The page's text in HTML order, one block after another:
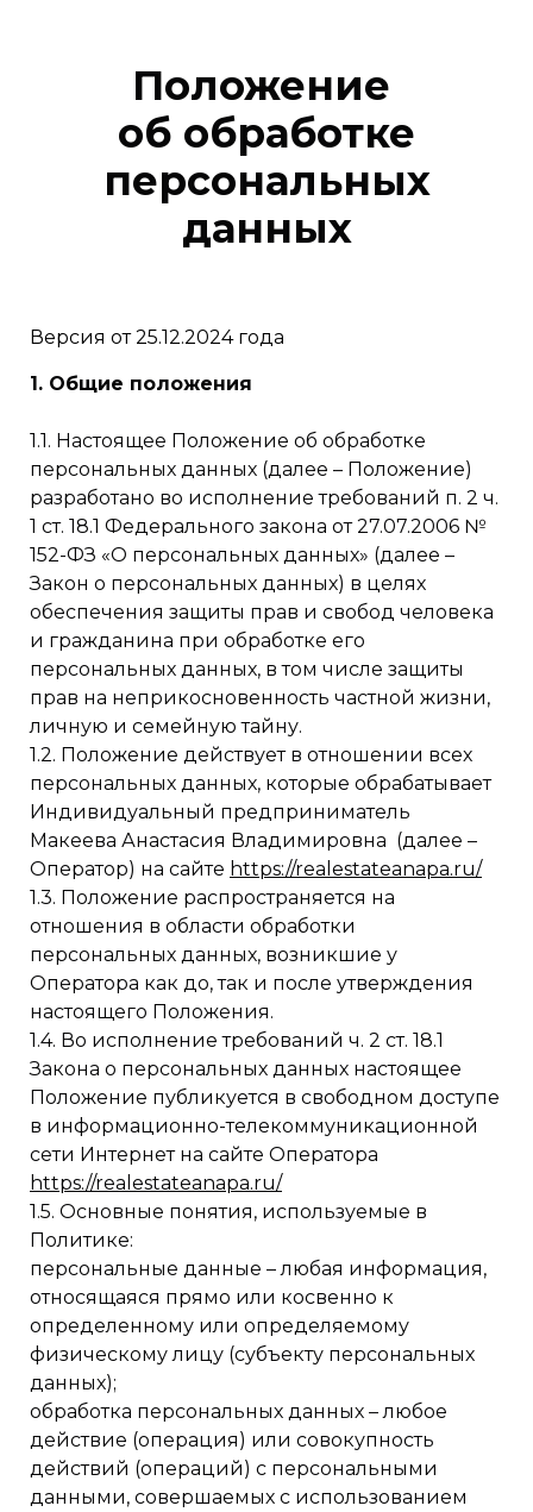
Положение
об обработке
персональных
данных
Версия от 25.12.2024 года
1. Общие положения
1.1. Настоящее Положение об обработке
персональных данных (далее – Положение)
разработано во исполнение требований п. 2 ч.
1 ст. 18.1 Федерального закона от 27.07.2006 №
152-ФЗ «О персональных данных» (далее –
Закон о персональных данных) в целях
обеспечения защиты прав и свобод человека
и гражданина при обработке его
персональных данных, в том числе защиты
прав на неприкосновенность частной жизни,
личную и семейную тайну.
1.2. Положение действует в отношении всех
персональных данных, которые обрабатывает
Индивидуальный предприниматель
Макеева Анастасия Владимировна (далее –
Оператор) на сайте https://realestateanapa.ru/
1.3. Положение распространяется на
отношения в области обработки
персональных данных, возникшие у
Оператора как до, так и после утверждения
настоящего Положения.
1.4. Во исполнение требований ч. 2 ст. 18.1
Закона о персональных данных настоящее
Положение публикуется в свободном доступе
в информационно-телекоммуникационной
сети Интернет на сайте Оператора
https://realestateanapa.ru/
1.5. Основные понятия, используемые в
Политике:
персональные данные – любая информация,
относящаяся прямо или косвенно к
определенному или определяемому
физическому лицу (субъекту персональных
данных);
обработка персональных данных – любое
действие (операция) или совокупность
действий (операций) с персональными
данными, совершаемых с использованием